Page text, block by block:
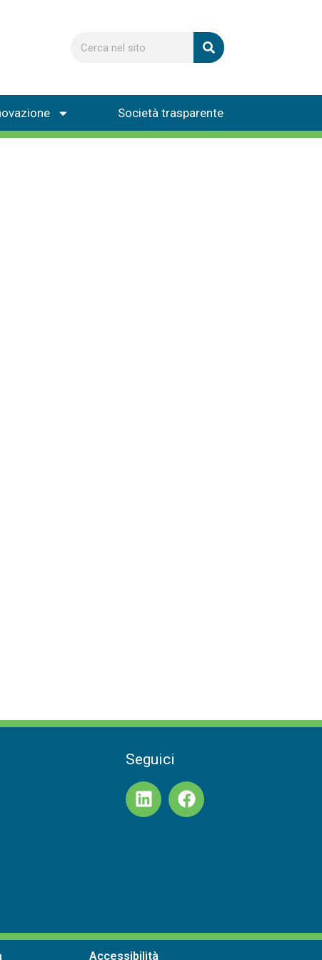
Società trasparente
Seguici
Accessibilità